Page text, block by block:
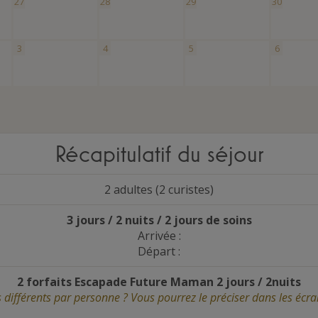
3 4 5 6
Récapitulatif du séjour
2 adultes (2 curistes)
3 jours / 2 nuits / 2 jours de soins
Arrivée :
Départ :
2 forfaits Escapade Future Maman 2 jours / 2nuits
par personne ? Vous pourrez le préciser dans les